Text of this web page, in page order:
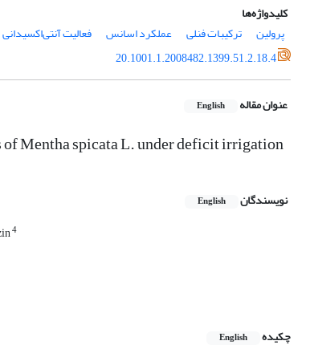
کلیدواژه‌ها
پرولین
ترکیبات فنلی عملکرد اسانس فعالیت آنتی‌اکسیدانی
20.1001.1.2008482.1399.51.2.18.4
عنوان مقاله English
‎Mentha spicata L. under deficit irrigation
نویسندگان English
4
چکیده
English